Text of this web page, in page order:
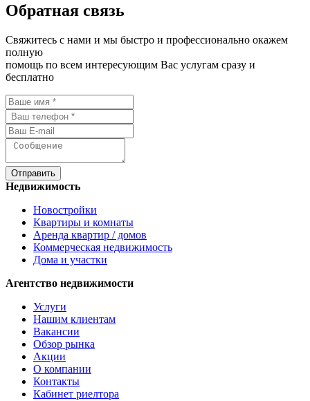
Обратная связь
Свяжитесь с нами и мы быстро и профессионально окажем
полную
помощь по всем интересующим Вас услугам сразу и
бесплатно
Отправить
Недвижимость
Новостройки
Квартиры и комнаты
Аренда квартир / домов
Коммерческая недвижимость
Дома и участки
Агентство недвижимости
Услуги
Нашим клиентам
Вакансии
Обзор рынка
Акции
О компании
Контакты
Кабинет риелтора